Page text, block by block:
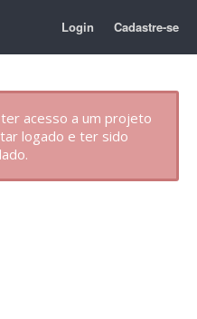
Login Cadastre-se
acesso a um projeto
logado e ter sido